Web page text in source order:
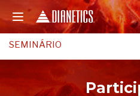
SEMINÁRIO